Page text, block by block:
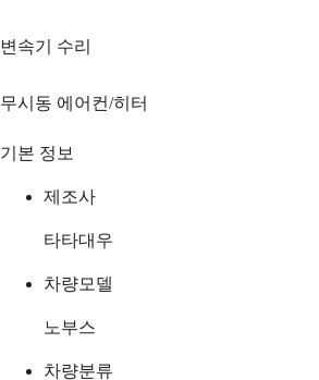
변속기 수리
무시동 에어컨/히터
기본 정보
제조사
타타대우
차량모델
노부스
차량분류